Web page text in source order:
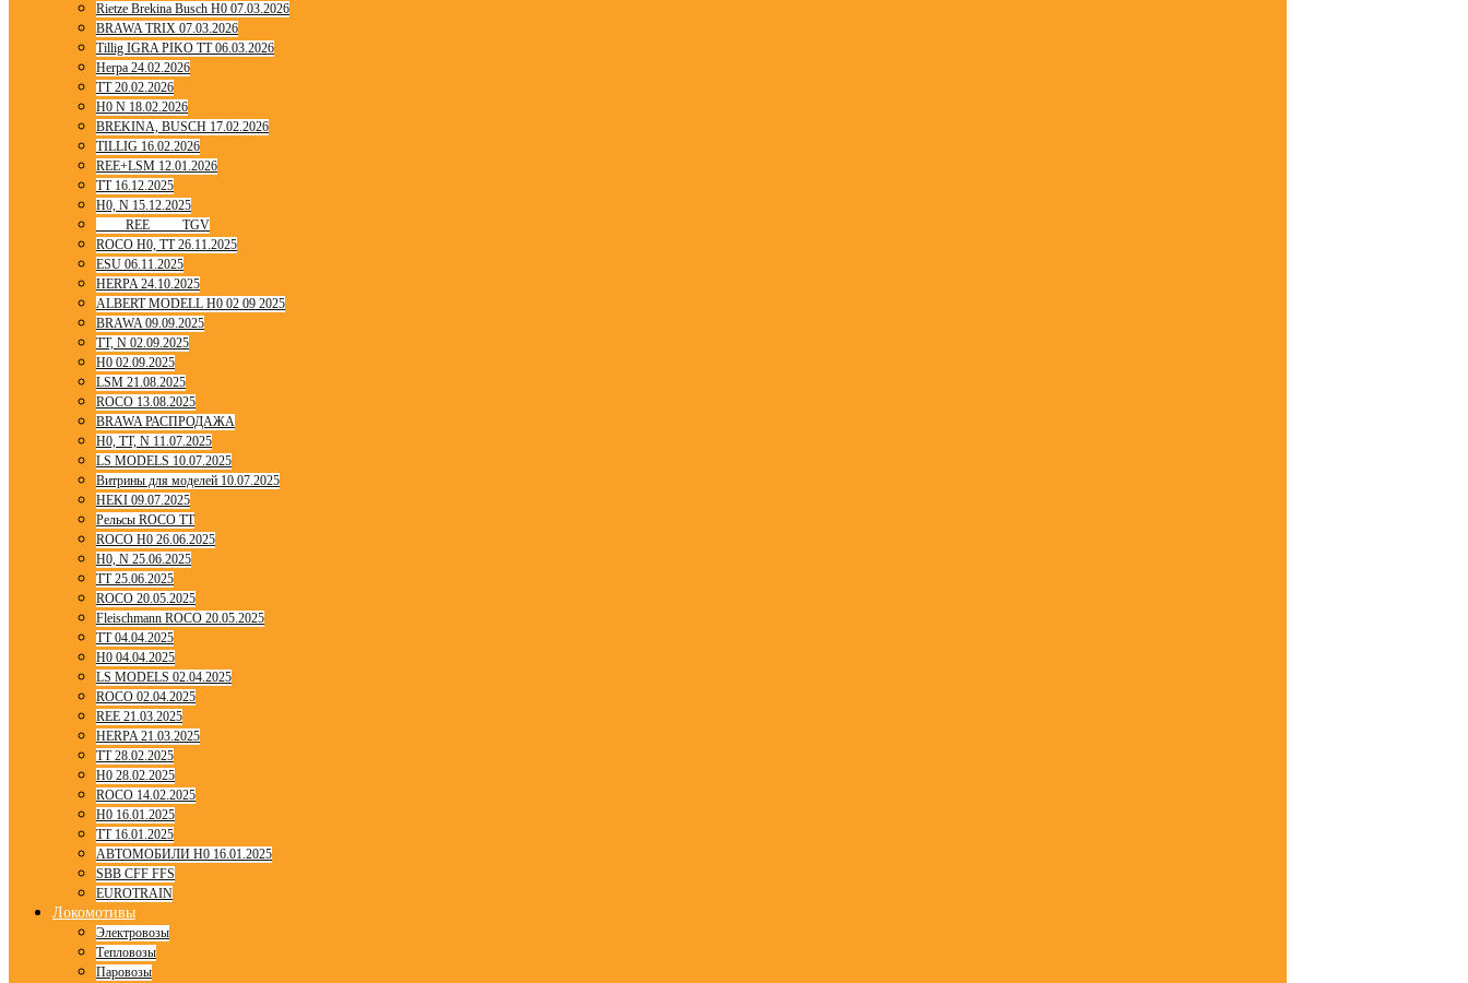
Rietze Brekina Busch H0 07.03.2026
BRAWA TRIX 07.03.2026
Tillig IGRA PIKO TT 06.03.2026
Herpa 24.02.2026
TT 20.02.2026
H0 N 18.02.2026
BREKINA, BUSCH 17.02.2026
TILLIG 16.02.2026
REE+LSM 12.01.2026
TT 16.12.2025
H0, N 15.12.2025
____ REE ____ TGV
ROCO H0, TT 26.11.2025
ESU 06.11.2025
HERPA 24.10.2025
ALBERT MODELL H0 02 09 2025
BRAWA 09.09.2025
TT, N 02.09.2025
H0 02.09.2025
LSM 21.08.2025
ROCO 13.08.2025
BRAWA РАСПРОДАЖА
H0, TT, N 11.07.2025
LS MODELS 10.07.2025
Витрины для моделей 10.07.2025
HEKI 09.07.2025
Рельсы ROCO TT
ROCO H0 26.06.2025
H0, N 25.06.2025
TT 25.06.2025
ROCO 20.05.2025
Fleischmann ROCO 20.05.2025
TT 04.04.2025
H0 04.04.2025
LS MODELS 02.04.2025
ROCO 02.04.2025
REE 21.03.2025
HERPA 21.03.2025
TT 28.02.2025
H0 28.02.2025
ROCO 14.02.2025
H0 16.01.2025
TT 16.01.2025
АВТОМОБИЛИ H0 16.01.2025
SBB CFF FFS
EUROTRAIN
Локомотивы
Электровозы
Тепловозы
Паровозы